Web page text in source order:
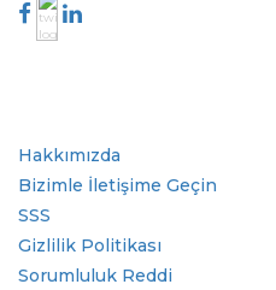
Hakkımızda
Bizimle İletişime Geçin
SSS
Gizlilik Politikası
Sorumluluk Reddi